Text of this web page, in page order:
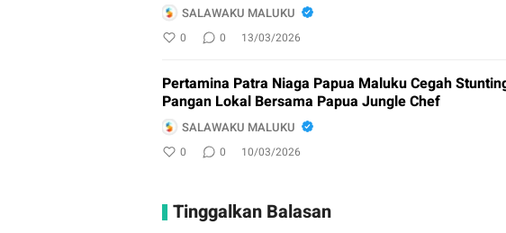
SALAWAKU MALUKU
0 0 13/03/2026
Pertamina Patra Niaga Papua Maluku Cegah
Pangan Lokal Bersama Papua Jungle Chef
SALAWAKU MALUKU
0 0 10/03/2026
Tinggalkan Balasan